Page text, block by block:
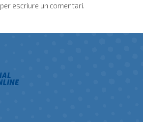
per escriure un comentari.